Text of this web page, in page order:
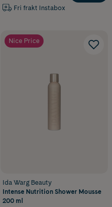
Fri frakt Instabox
Nice Price
Ida Warg Beauty
Intense Nutrition Shower Mousse
200 ml